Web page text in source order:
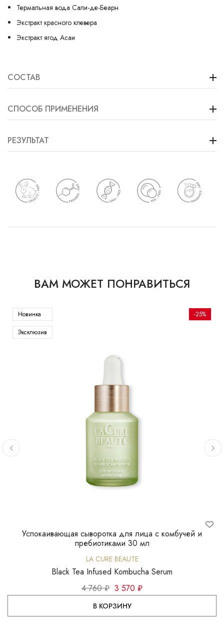
Термальная вода Сали-де-Беарн
Экстракт красного клевера
Экстракт ягод Асаи
СОСТАВ
СПОСОБ ПРИМЕНЕНИЯ
РЕЗУЛЬТАТ
ВАМ МОЖЕТ ПОНРАВИТЬСЯ
Успокаивающая сыворотка для лица с комбучей и
пребиотиками 30 мл
LA CURE BEAUTE
Black Tea Infused Kombucha Serum
4 760 ₽ 3 570 ₽
В КОРЗИНУ
Новинка
Эксклюзив
-25%